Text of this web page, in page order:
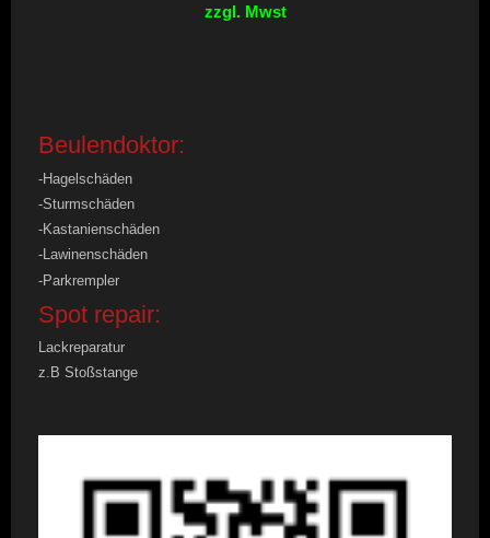
zzgl. Mwst
Beulendoktor:
-Hagelschäden
-Sturmschäden
-Kastanienschäden
-Lawinenschäden
-Parkrempler
Spot repair:
Lackreparatur
z.B Stoßstange